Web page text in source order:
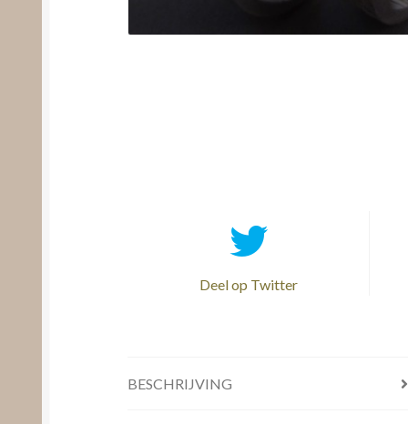
Deel op Twitter
BESCHRIJVING